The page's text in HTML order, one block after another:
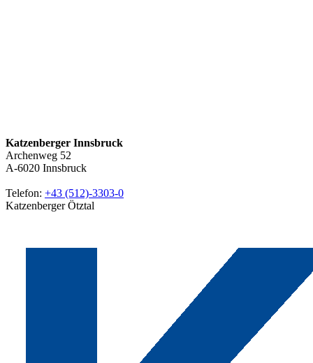
Katzenberger Innsbruck
Archenweg 52
A-6020 Innsbruck
Telefon: +43 (512)-3303-0
Katzenberger Ötztal